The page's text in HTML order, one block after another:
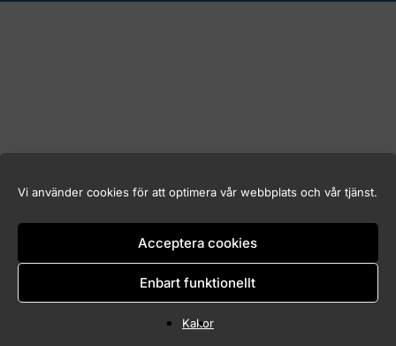
Vi använder cookies för att optimera vår webbplats och vår tjänst.
Acceptera cookies
Enbart funktionellt
Kakor